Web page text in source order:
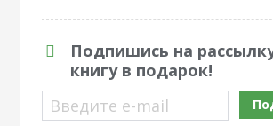
Подпишись на
книгу в подарок!
Введите e-mail